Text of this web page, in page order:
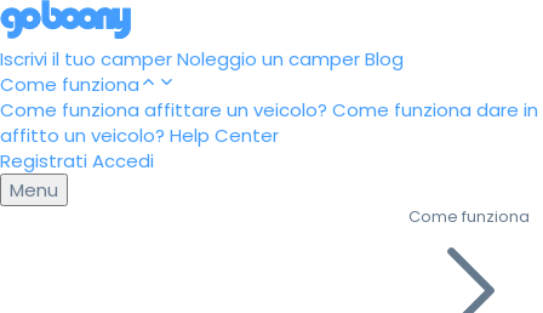
Iscrivi il tuo camperNoleggio un camperBlog
Come funziona
Come funziona affittare un veicolo? Come funziona dare in
affitto un veicolo? Help Center
Registrati Accedi
Menu
Come funziona